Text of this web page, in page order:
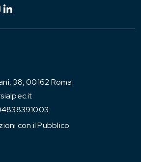
(link esterno)
Instagram (link esterno)
38, 00162 Roma
con il Pubblico